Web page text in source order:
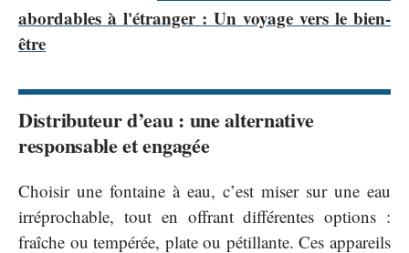
abordables à l'étranger : Un voyage vers le bien-
être
Distributeur d’eau : une alternative
responsable et engagée
Choisir une fontaine à eau, c’est miser sur une eau
irréprochable, tout en offrant différentes options :
fraîche ou tempérée, plate ou pétillante. Ces appareils